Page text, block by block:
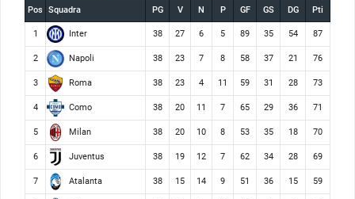
Pos Squadra PG V N P GF GS DG Pti
1 Inter 38 27 6 5 89 35 54 87
2 Napoli 38 23 7 8 58 37 21 76
3 Roma 38 23 4 11 59 31 28 73
4 Como 38 20 11 7 65 29 36 71
5 Milan 38 20 10 8 53 35 18 70
6 Juventus 38 19 12 7 62 34 28 69
7 Atalanta 38 15 14 9 51 36 15 59